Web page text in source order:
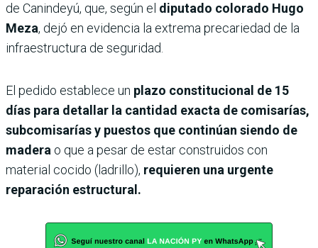
de Canindeyú, que, según el diputado colorado Hugo
Meza, dejó en evidencia la extrema precariedad de la
infraestructura de seguridad.
El pedido establece un plazo constitucional de 15
días para detallar la cantidad exacta de comisarías,
subcomisarías y puestos que continúan siendo de
madera o que a pesar de estar construidos con
material cocido (ladrillo), requieren una urgente
reparación estructural.